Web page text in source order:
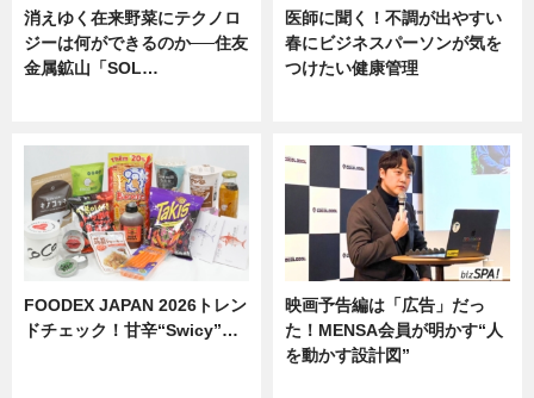
消えゆく在来野菜にテクノロ
ジーは何ができるのか──住友
金属鉱山「SOL…
医師に聞く！不調が出やすい
春にビジネスパーソンが気を
つけたい健康管理
FOODEX JAPAN 2026トレン
ドチェック！甘辛“Swicy”…
映画予告編は「広告」だっ
た！MENSA会員が明かす“人
を動かす設計図”